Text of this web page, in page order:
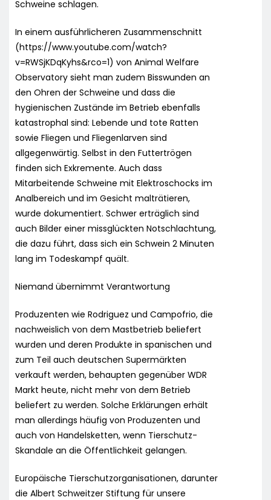
Schweine schlagen.
In einem ausführlicheren Zusammenschnitt
(https://www.youtube.com/watch?
v=RWSjKDqKyhs&rco=1) von Animal Welfare
Observatory sieht man zudem Bisswunden an
den Ohren der Schweine und dass die
hygienischen Zustände im Betrieb ebenfalls
katastrophal sind: Lebende und tote Ratten
sowie Fliegen und Fliegenlarven sind
allgegenwärtig. Selbst in den Futtertrögen
finden sich Exkremente. Auch dass
Mitarbeitende Schweine mit Elektroschocks im
Analbereich und im Gesicht malträtieren,
wurde dokumentiert. Schwer erträglich sind
auch Bilder einer missglückten Notschlachtung,
die dazu führt, dass sich ein Schwein 2 Minuten
lang im Todeskampf quält.
Niemand übernimmt Verantwortung
Produzenten wie Rodriguez und Campofrio, die
nachweislich von dem Mastbetrieb beliefert
wurden und deren Produkte in spanischen und
zum Teil auch deutschen Supermärkten
verkauft werden, behaupten gegenüber WDR
Markt heute, nicht mehr von dem Betrieb
beliefert zu werden. Solche Erklärungen erhält
man allerdings häufig von Produzenten und
auch von Handelsketten, wenn Tierschutz-
Skandale an die Öffentlichkeit gelangen.
Europäische Tierschutzorganisationen, darunter
die Albert Schweitzer Stiftung für unsere